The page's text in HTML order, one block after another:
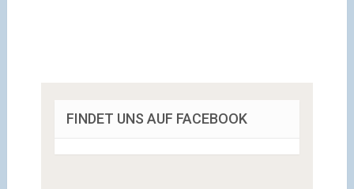
FINDET UNS AUF FACEBOOK